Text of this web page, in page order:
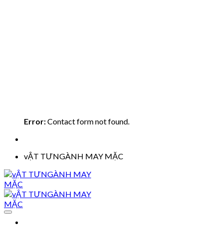
Error:Contact form not found.
vẬT TƯNGÀNH MAY MẶC